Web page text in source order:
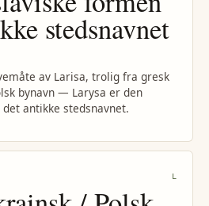
stedsnavnet
av Larisa, trolig fra gresk
bynavn — Larysa er den
antikke stedsnavnet.
L